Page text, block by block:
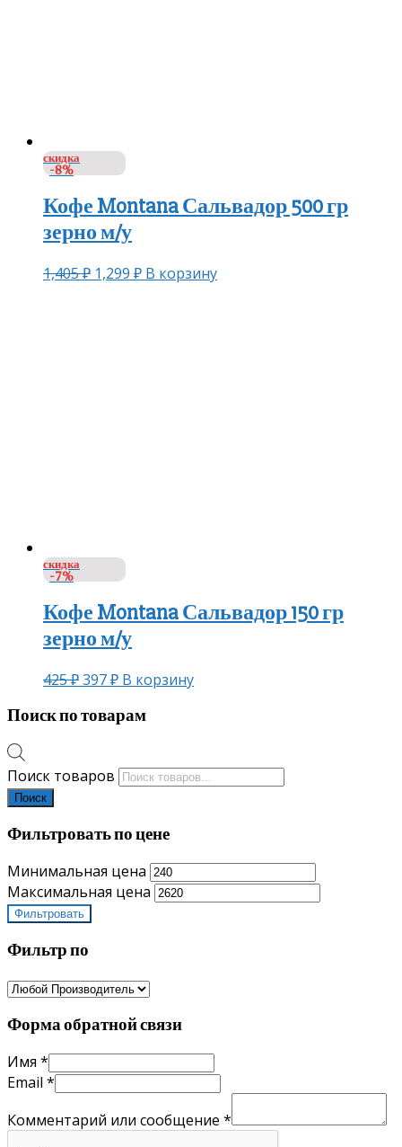
скидка
-8%
Кофе Montana Сальвадор 500 гр
зерно м/у
1,405₽ 1,299 ₽ В корзину
скидка
-7%
Кофе Montana Сальвадор 150 гр
зерно м/у
425₽397₽ В корзину
Поиск по товарам
Поиск товаров
Поиск
Фильтровать по цене
Минимальная цена
Максимальная цена
Фильтровать
Фильтр по
Форма обратной связи
Имя *
Email *
Комментарий или сообщение *